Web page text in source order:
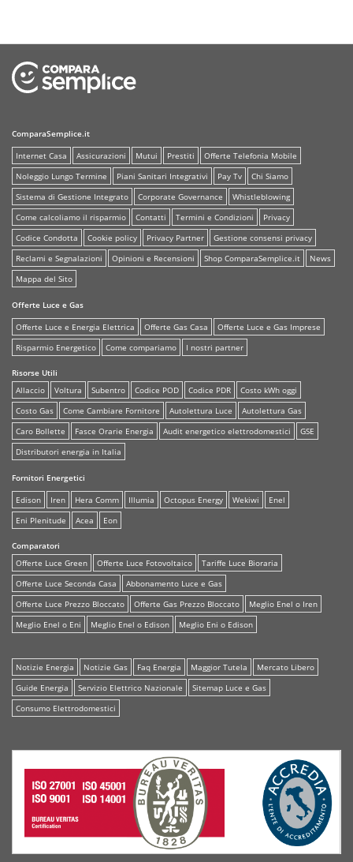
ComparaSemplice.it
Internet Casa
Assicurazioni Mutui Prestiti
Offerte Telefonia Mobile
Noleggio Lungo Termine
Piani Sanitari Integrativi Pay Tv
Chi Siamo
Sistema di Gestione Integrato
Corporate Governance
Whistleblowing
Come calcoliamo il risparmio
Contatti Termini e Condizioni
Privacy
Codice Condotta
Cookie policy Privacy Partner
Gestione consensi privacy
Reclami e Segnalazioni
Opinioni e Recensioni Shop ComparaSemplice.it
News
Mappa del Sito
Offerte Luce e Gas
Offerte Luce e Energia Elettrica
Offerte Gas Casa
Offerte Luce e Gas Imprese
Risparmio Energetico
Come compariamo I nostri partner
Risorse Utili
Allaccio
Voltura Subentro Codice POD Codice PDR
Costo kWh oggi
Costo Gas
Come Cambiare Fornitore Autolettura Luce
Autolettura Gas
Caro Bollette
Fasce Orarie Energia Audit energetico elettrodomestici
GSE
Distributori energia in Italia
Fornitori Energetici
Edison
Iren Hera Comm Illumia Octopus Energy Wekiwi
Enel
Eni Plenitude
Acea Eon
Comparatori
Offerte Luce Green
Offerte Luce Fotovoltaico
Tariffe Luce Bioraria
Offerte Luce Seconda Casa
Abbonamento Luce e Gas
Offerte Luce Prezzo Bloccato
Offerte Gas Prezzo Bloccato
Meglio Enel o Iren
Meglio Enel o Eni
Meglio Enel o Edison Meglio Eni o Edison
Notizie Energia Notizie Gas Faq Energia Maggior Tutela
Mercato Libero
Guide Energia
Servizio Elettrico Nazionale
Sitemap Luce e Gas
Consumo Elettrodomestici